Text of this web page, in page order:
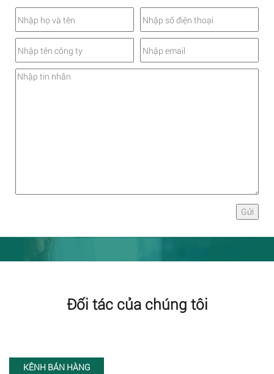
Đối tác của chúng tôi
KÊNH BÁN HÀNG